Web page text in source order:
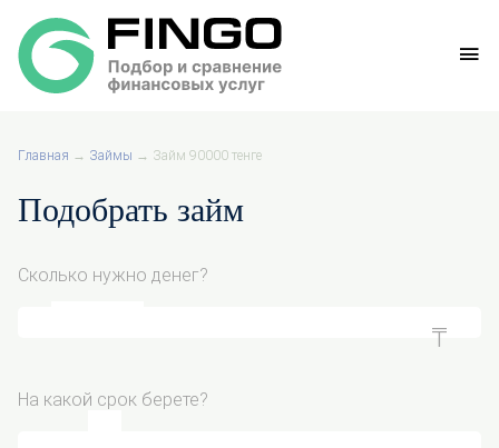
Главная → Займы → Займ 90000 тенге
Подобрать займ
Сколько нужно денег?
На какой срок берете?